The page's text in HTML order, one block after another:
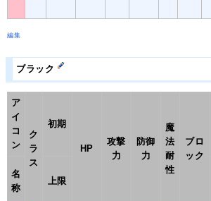
編集
ブラック
ア
イ
コ
ン
ク
ラ
ス
初期
HP
攻撃
力
防御
力
魔
法
耐
性
ブロ
ック
名
称
上限